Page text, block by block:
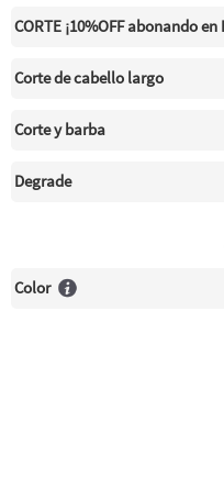
CORTE ¡10%OFF abonando en
Corte de cabello largo
Corte y barba
Degrade
Color